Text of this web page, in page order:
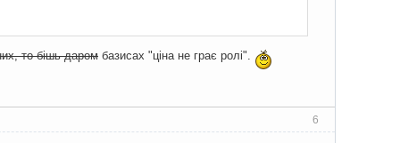
то бішь даром базисах "ціна не грає ролі".
6